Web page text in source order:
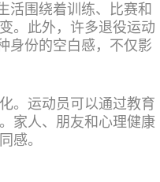
活围绕着训练、比赛和
。此外，许多退役运动
身份的空白感，不仅影
。运动员可以通过教育
家人、朋友和心理健康
感。